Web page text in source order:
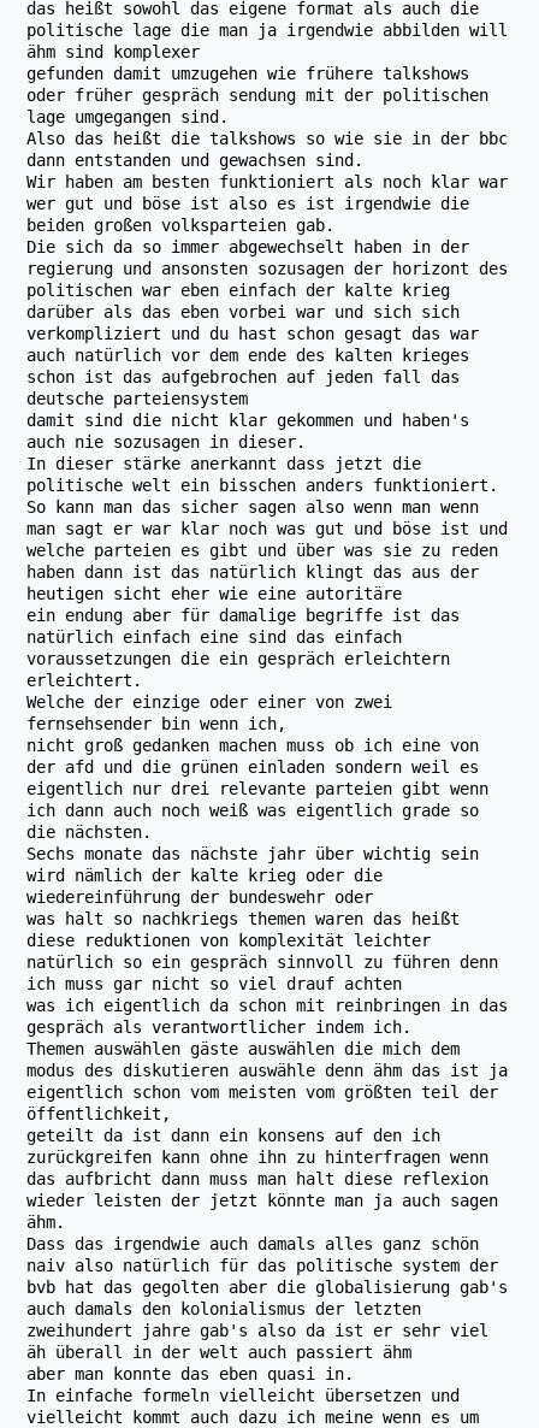
das heißt sowohl das eigene format als auch die
politische lage die man ja irgendwie abbilden will
ähm sind komplexer
gefunden damit umzugehen wie frühere talkshows
oder früher gespräch sendung mit der politischen
lage umgegangen sind.
Also das heißt die talkshows so wie sie in der bbc
dann entstanden und gewachsen sind.
Wir haben am besten funktioniert als noch klar war
wer gut und böse ist also es ist irgendwie die
beiden großen volksparteien gab.
Die sich da so immer abgewechselt haben in der
regierung und ansonsten sozusagen der horizont des
politischen war eben einfach der kalte krieg
darüber als das eben vorbei war und sich sich
verkompliziert und du hast schon gesagt das war
auch natürlich vor dem ende des kalten krieges
schon ist das aufgebrochen auf jeden fall das
deutsche parteiensystem
damit sind die nicht klar gekommen und haben's
auch nie sozusagen in dieser.
In dieser stärke anerkannt dass jetzt die
politische welt ein bisschen anders funktioniert.
So kann man das sicher sagen also wenn man wenn
man sagt er war klar noch was gut und böse ist und
welche parteien es gibt und über was sie zu reden
haben dann ist das natürlich klingt das aus der
heutigen sicht eher wie eine autoritäre
ein endung aber für damalige begriffe ist das
natürlich einfach eine sind das einfach
voraussetzungen die ein gespräch erleichtern
erleichtert.
Welche der einzige oder einer von zwei
fernsehsender bin wenn ich,
nicht groß gedanken machen muss ob ich eine von
der afd und die grünen einladen sondern weil es
eigentlich nur drei relevante parteien gibt wenn
ich dann auch noch weiß was eigentlich grade so
die nächsten.
Sechs monate das nächste jahr über wichtig sein
wird nämlich der kalte krieg oder die
wiedereinführung der bundeswehr oder
was halt so nachkriegs themen waren das heißt
diese reduktionen von komplexität leichter
natürlich so ein gespräch sinnvoll zu führen denn
ich muss gar nicht so viel drauf achten
was ich eigentlich da schon mit reinbringen in das
gespräch als verantwortlicher indem ich.
Themen auswählen gäste auswählen die mich dem
modus des diskutieren auswähle denn ähm das ist ja
eigentlich schon vom meisten vom größten teil der
öffentlichkeit,
geteilt da ist dann ein konsens auf den ich
zurückgreifen kann ohne ihn zu hinterfragen wenn
das aufbricht dann muss man halt diese reflexion
wieder leisten der jetzt könnte man ja auch sagen
ähm.
Dass das irgendwie auch damals alles ganz schön
naiv also natürlich für das politische system der
bvb hat das gegolten aber die globalisierung gab's
auch damals den kolonialismus der letzten
zweihundert jahre gab's also da ist er sehr viel
äh überall in der welt auch passiert ähm
aber man konnte das eben quasi in.
In einfache formeln vielleicht übersetzen und
vielleicht kommt auch dazu ich meine wenn es um